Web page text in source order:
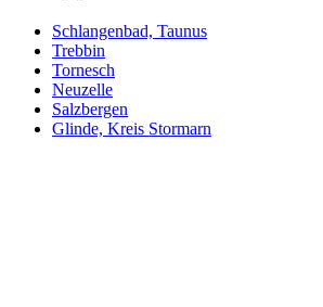
Schlangenbad, Taunus
Trebbin
Tornesch
Neuzelle
Salzbergen
Glinde, Kreis Stormarn